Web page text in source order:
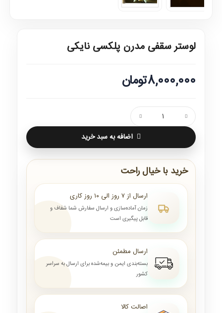
لوستر سقفی مدرن پلکسی نایکی
8,000,000تومان
اضافه به سبد خرید
خرید با خیال راحت
ارسال از ۷ روز الی ۱۰ روز کاری
زمان آماده‌سازی و ارسال سفارش شما شفاف و
قابل پیگیری است
ارسال مطمئن
بسته‌بندی ایمن و بیمه‌شده برای ارسال به سراسر
کشور
اصالت کالا